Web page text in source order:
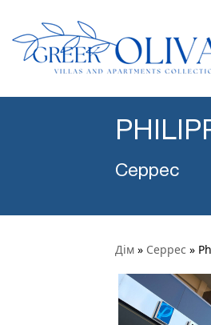
Серрес
Дім » Серрес »